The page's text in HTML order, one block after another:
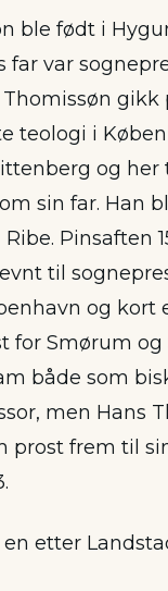
ble født i
far var
gikk
teologi i
og her
sin far. Han
Pinsaften
til
og kort
for Smørum og
både som
men Hans
prost frem til
etter